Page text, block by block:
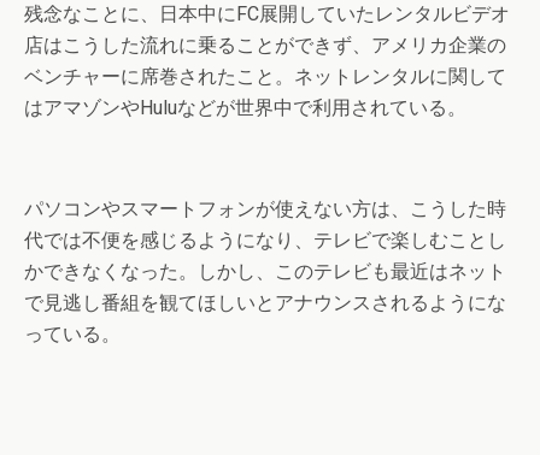
残念なことに、日本中にFC展開していたレンタルビデオ
店はこうした流れに乗ることができず、アメリカ企業の
ベンチャーに席巻されたこと。ネットレンタルに関して
はアマゾンやHuluなどが世界中で利用されている。
パソコンやスマートフォンが使えない方は、こうした時
代では不便を感じるようになり、テレビで楽しむことし
かできなくなった。しかし、このテレビも最近はネット
で見逃し番組を観てほしいとアナウンスされるようにな
っている。